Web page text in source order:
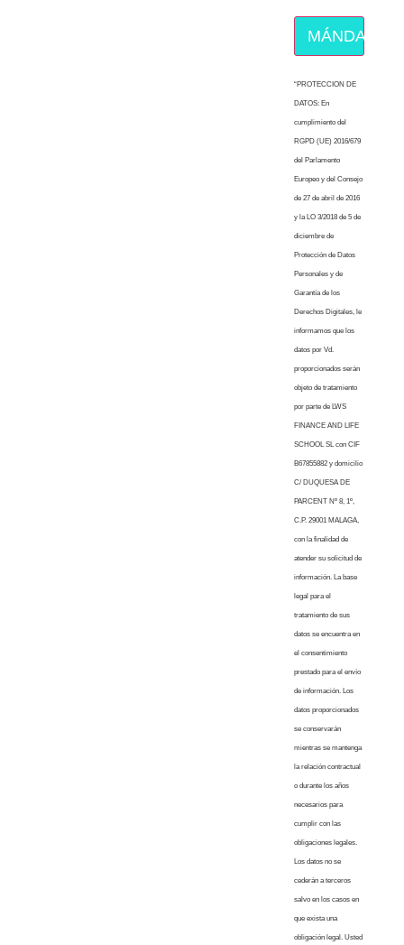
MÁNDAME
“PROTECCION DE
DATOS: En
cumplimiento del
RGPD (UE) 2016/679
del Parlamento
Europeo y del Consejo
de 27 de abril de 2016
y la LO 3/2018 de 5 de
diciembre de
Protección de Datos
Personales y de
Garantía de los
Derechos Digitales, le
informamos que los
datos por Vd.
proporcionados serán
objeto de tratamiento
por parte de LWS
FINANCE AND LIFE
SCHOOL SL con CIF
B67855882 y domicilio
C/ DUQUESA DE
PARCENT Nº 8, 1º,
C.P. 29001 MALAGA,
con la finalidad de
atender su solicitud de
información. La base
legal para el
tratamiento de sus
datos se encuentra en
el consentimiento
prestado para el envío
de información. Los
datos proporcionados
se conservarán
mientras se mantenga
la relación contractual
o durante los años
necesarios para
cumplir con las
obligaciones legales.
Los datos no se
cederán a terceros
salvo en los casos en
que exista una
obligación legal. Usted